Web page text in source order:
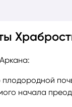
плодородной
начала